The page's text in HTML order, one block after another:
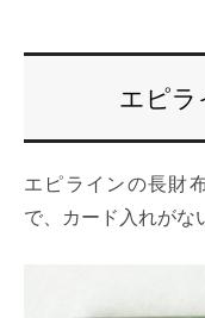
エピラ
エピラインの長財
で、カード入れがな